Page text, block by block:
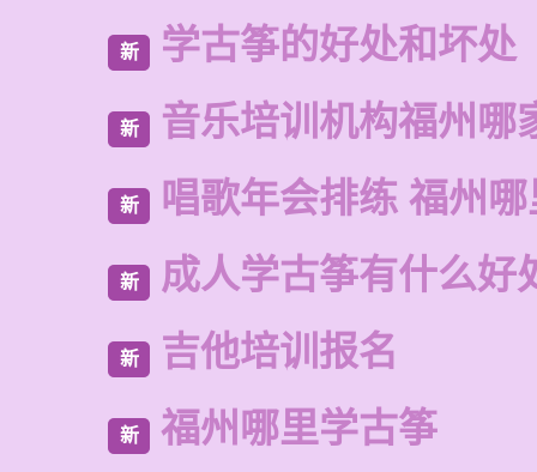
新 学古筝的好处和坏处
新 音乐培训机构福州哪
新 唱歌年会排练 福州
新 成人学古筝有什么好
新 吉他培训报名
新 福州哪里学古筝